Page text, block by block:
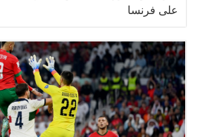
على فرنسا